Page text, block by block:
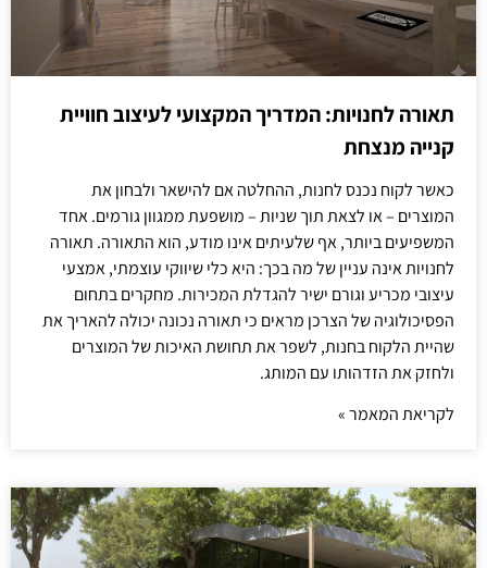
תאורה לחנויות: המדריך המקצועי לעיצוב חוויית
קנייה מנצחת
כאשר לקוח נכנס לחנות, ההחלטה אם להישאר ולבחון את
המוצרים – או לצאת תוך שניות – מושפעת ממגוון גורמים. אחד
המשפיעים ביותר, אף שלעיתים אינו מודע, הוא התאורה. תאורה
לחנויות אינה עניין של מה בכך: היא כלי שיווקי עוצמתי, אמצעי
עיצובי מכריע וגורם ישיר להגדלת המכירות. מחקרים בתחום
הפסיכולוגיה של הצרכן מראים כי תאורה נכונה יכולה להאריך את
שהיית הלקוח בחנות, לשפר את תחושת האיכות של המוצרים
ולחזק את הזדהותו עם המותג.
לקריאת המאמר »